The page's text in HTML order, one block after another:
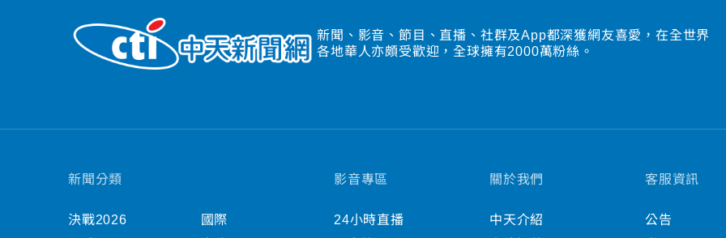
新聞、影音、節目、直播、社群及App都深獲網友喜愛，在全世界
各地華人亦頗受歡迎，全球擁有2000萬粉絲。
新聞分類
決戰2026
國際
影音專區
24小時直播
關於我們
中天介紹
客服資訊
公告